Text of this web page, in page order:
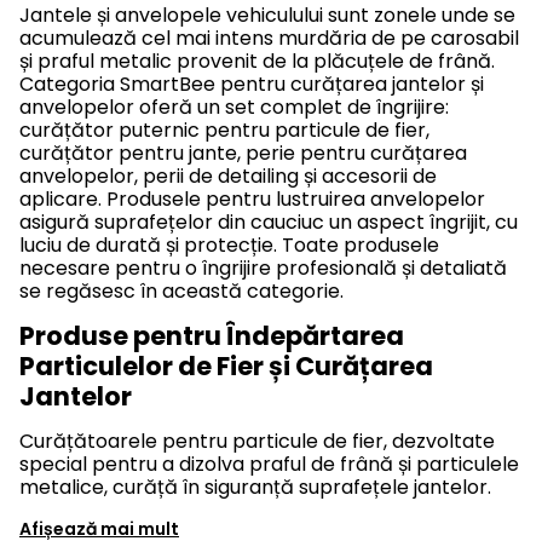
Jantele și anvelopele vehiculului sunt zonele unde se
acumulează cel mai intens murdăria de pe carosabil
și praful metalic provenit de la plăcuțele de frână.
Categoria SmartBee pentru curățarea jantelor și
anvelopelor oferă un set complet de îngrijire:
curățător puternic pentru particule de fier,
curățător pentru jante, perie pentru curățarea
anvelopelor, perii de detailing și accesorii de
aplicare. Produsele pentru lustruirea anvelopelor
asigură suprafețelor din cauciuc un aspect îngrijit, cu
luciu de durată și protecție. Toate produsele
necesare pentru o îngrijire profesională și detaliată
se regăsesc în această categorie.
Produse pentru Îndepărtarea
Particulelor de Fier și Curățarea
Jantelor
Curățătoarele pentru particule de fier, dezvoltate
special pentru a dizolva praful de frână și particulele
metalice, curăță în siguranță suprafețele jantelor.
Afișează mai mult